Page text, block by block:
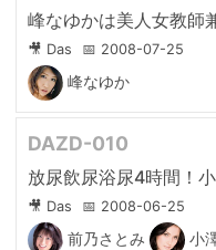
峰なゆかは美人女教師
🎥 Das 📅 2008-07-25
峰なゆか
DAZD-010
放尿飲尿浴尿4時間！
🎥 Das 📅 2008-06-25
前乃さとみ 小